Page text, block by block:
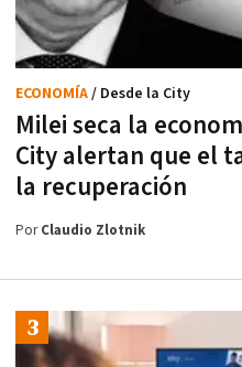
Milei seca la
City alertan que el
la recuperación
ECONOMÍA/ Desde la City
PorClaudio Zlotnik